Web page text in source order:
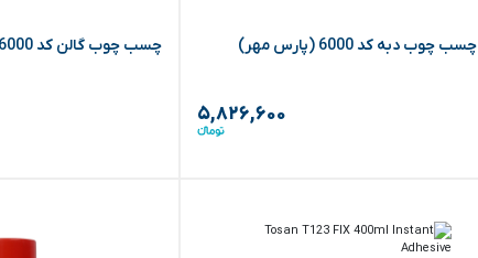
چسب چوب دبه کد 6000 (پارس مهر)
۵,۸۲۶,۶۰۰
چسب چوب گالن کد 6000 ( پارس مهر)